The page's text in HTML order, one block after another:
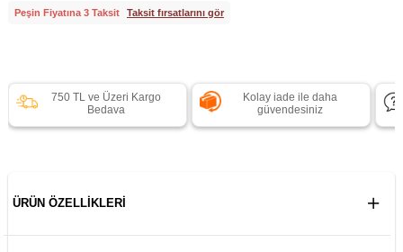
Peşin Fiyatına 3 Taksit Taksit fırsatlarını gör
750 TL ve Üzeri Kargo
Bedava
Kolay iade ile daha
güvendesiniz
ÜRÜN ÖZELLIKLERI